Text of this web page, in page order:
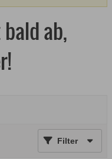
ab,
Filter